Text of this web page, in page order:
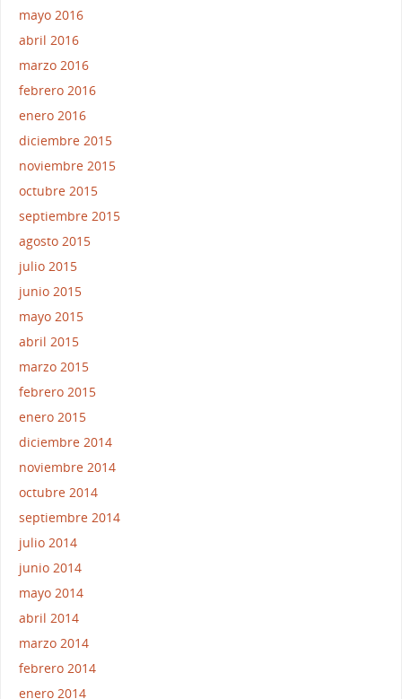
mayo 2016
abril 2016
marzo 2016
febrero 2016
enero 2016
diciembre 2015
noviembre 2015
octubre 2015
septiembre 2015
agosto 2015
julio 2015
junio 2015
mayo 2015
abril 2015
marzo 2015
febrero 2015
enero 2015
diciembre 2014
noviembre 2014
octubre 2014
septiembre 2014
julio 2014
junio 2014
mayo 2014
abril 2014
marzo 2014
febrero 2014
enero 2014